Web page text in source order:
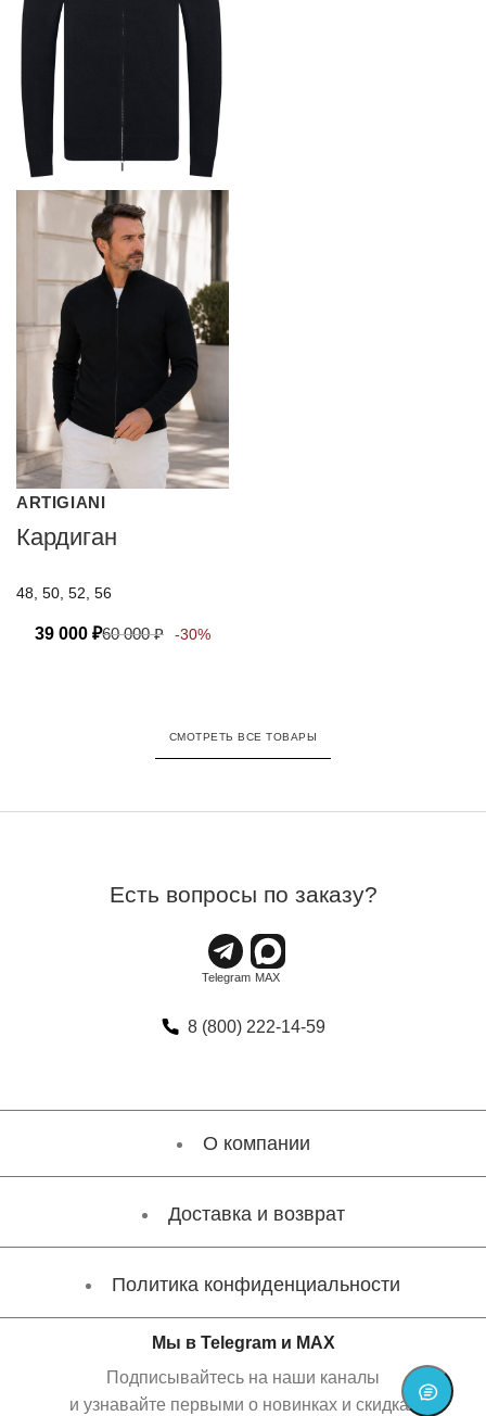
ARTIGIANI
Кардиган
48, 50, 52, 56
39 000 ₽60 000₽ -30%
СМОТРЕТЬ ВСЕ ТОВАРЫ
Есть вопросы по заказу?
8 (800) 222-14-59
О компании
Доставка и возврат
Политика конфиденциальности
Мы в Telegram и MAX
Подписывайтесь на наши каналы
и узнавайте первыми о новинках и скидках